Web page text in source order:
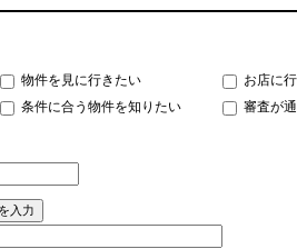
物件を見に行きたい
お店に
条件に合う物件を知りたい
審査が